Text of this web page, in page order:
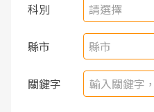
科別 請選擇
縣市 縣市
關鍵字